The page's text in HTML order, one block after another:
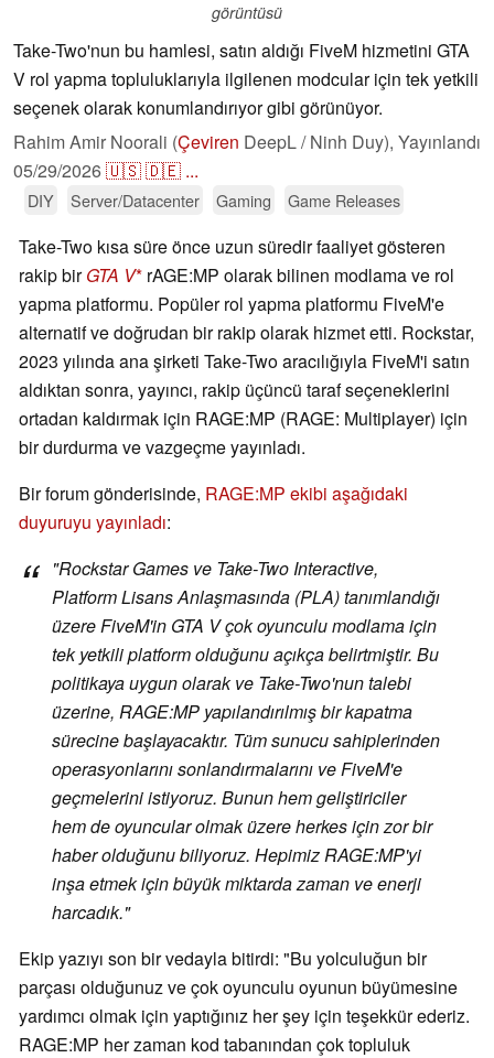
görüntüsü
Take-Two'nun bu hamlesi, satın aldığı FiveM hizmetini GTA
V rol yapma topluluklarıyla ilgilenen modcular için tek yetkili
seçenek olarak konumlandırıyor gibi görünüyor.
Rahim Amir Noorali (Çeviren DeepL / Ninh Duy), Yayınlandı
05/29/2026🇺🇸🇩🇪 ...
DIY Server/Datacenter Gaming Game Releases
Take-Two kısa süre önce uzun süredir faaliyet gösteren
rakip birGTA V rAGE:MP olarak bilinen modlama ve rol
yapma platformu. Popüler rol yapma platformu FiveM'e
alternatif ve doğrudan bir rakip olarak hizmet etti. Rockstar,
2023 yılında ana şirketi Take-Two aracılığıyla FiveM'i satın
aldıktan sonra, yayıncı, rakip üçüncü taraf seçeneklerini
ortadan kaldırmak için RAGE:MP (RAGE: Multiplayer) için
bir durdurma ve vazgeçme yayınladı.
Bir forum gönderisinde, RAGE:MP ekibi aşağıdaki
duyuruyu yayınladı:
"Rockstar Games ve Take-Two Interactive,
Platform Lisans Anlaşmasında (PLA) tanımlandığı
üzere FiveM'in GTA Vçok oyunculu modlama için
tek yetkili platform olduğunu açıkça belirtmiştir. Bu
politikaya uygun olarak ve Take-Two'nun talebi
üzerine, RAGE:MP yapılandırılmış bir kapatma
sürecine başlayacaktır. Tüm sunucu sahiplerinden
operasyonlarını sonlandırmalarını ve FiveM'e
geçmelerini istiyoruz. Bunun hem geliştiriciler
hem de oyuncular olmak üzere herkes için zor bir
haber olduğunu biliyoruz. Hepimiz RAGE:MP'yi
inşa etmek için büyük miktarda zaman ve enerji
harcadık."
Ekip yazıyı son bir vedayla bitirdi: "Bu yolculuğun bir
parçası olduğunuz ve çok oyunculu oyunun büyümesine
yardımcı olmak için yaptığınız her şey için teşekkür ederiz.
RAGE:MP her zaman kod tabanından çok topluluk